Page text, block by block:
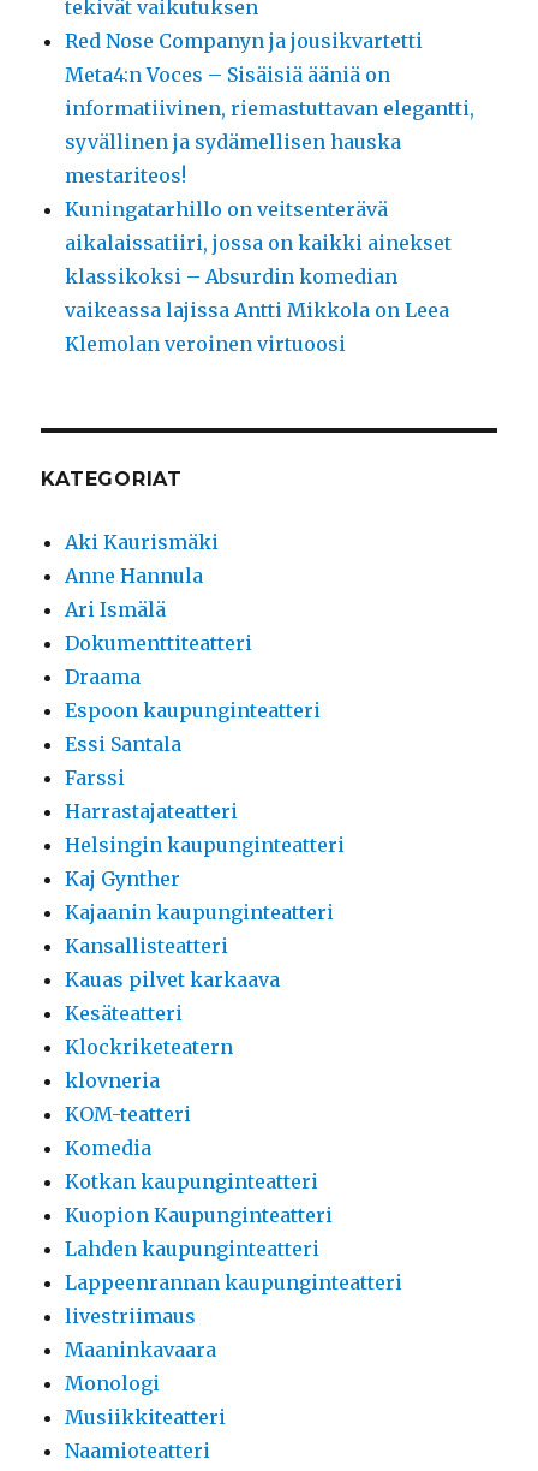
tekivät vaikutuksen
Red Nose Companyn ja jousikvartetti
Meta4:n Voces – Sisäisiä ääniä on
informatiivinen, riemastuttavan elegantti,
syvällinen ja sydämellisen hauska
mestariteos!
Kuningatarhillo on veitsenterävä
aikalaissatiiri, jossa on kaikki ainekset
klassikoksi – Absurdin komedian
vaikeassa lajissa Antti Mikkola on Leea
Klemolan veroinen virtuoosi
KATEGORIAT
Aki Kaurismäki
Anne Hannula
Ari Ismälä
Dokumenttiteatteri
Draama
Espoon kaupunginteatteri
Essi Santala
Farssi
Harrastajateatteri
Helsingin kaupunginteatteri
Kaj Gynther
Kajaanin kaupunginteatteri
Kansallisteatteri
Kauas pilvet karkaava
Kesäteatteri
Klockriketeatern
klovneria
KOM-teatteri
Komedia
Kotkan kaupunginteatteri
Kuopion Kaupunginteatteri
Lahden kaupunginteatteri
Lappeenrannan kaupunginteatteri
livestriimaus
Maaninkavaara
Monologi
Musiikkiteatteri
Naamioteatteri